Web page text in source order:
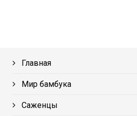
Главная
Мир бамбука
Саженцы